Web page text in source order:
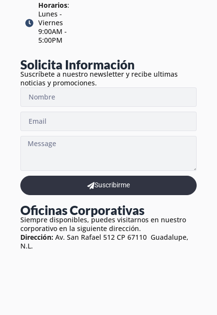
Horarios:
Lunes -
Viernes
9:00AM -
5:00PM
Solicita Información
Suscríbete a nuestro newsletter y recibe ultimas
noticias y promociones.
Suscribirme
Oficinas Corporativas
Siempre disponibles, puedes visitarnos en nuestro
corporativo en la siguiente dirección.
Dirección: Av. San Rafael 512 CP 67110 Guadalupe,
N.L.